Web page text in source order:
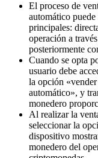
El proceso de
automático
principales:
operación a
posteriormente
Cuando se opta
usuario debe
la opción
automático», y
monedero
Al realizar la
seleccionar la
dispositivo
monedero del